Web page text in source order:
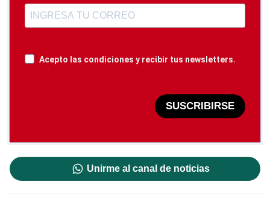
Acepto las condiciones y recibir tus newsletters.
SUSCRIBIRSE
Unirme al canal de noticias